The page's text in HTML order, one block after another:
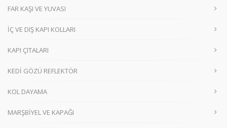
FAR KAŞI VE YUVASI
İÇ VE DIŞ KAPI KOLLARI
KAPI ÇITALARI
KEDİ GÖZÜ REFLEKTÖR
KOL DAYAMA
MARŞBİYEL VE KAPAĞI